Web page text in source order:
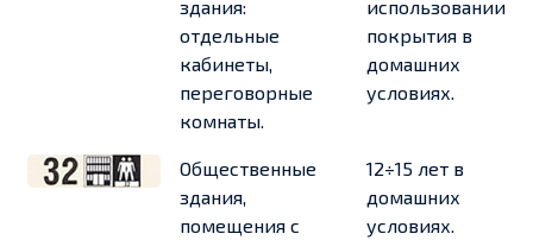
здания:
отдельные
кабинеты,
переговорные
комнаты.
использовании
покрытия в
домашних
условиях.
Общественные
здания,
помещения с
12÷15 лет в
домашних
условиях.